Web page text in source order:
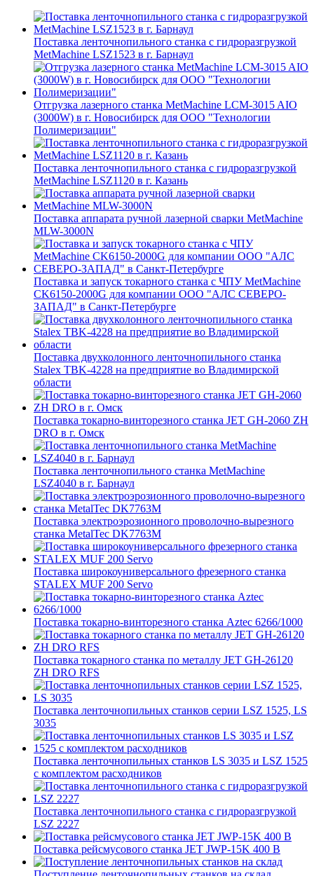
Поставка ленточнопильного станка c гидроразгрузкой
MetMachine LSZ1523 в г. Барнаул
Отгрузка лазерного станка MetMachine LCM-3015 AIO
(3000W) в г. Новосибирск для ООО "Технологии
Полимеризации"
Поставка ленточнопильного станка c гидроразгрузкой
MetMachine LSZ1120 в г. Казань
Поставка аппарата ручной лазерной сварки MetMachine
MLW-3000N
Поставка и запуск токарного станка с ЧПУ MetMachine
CK6150-2000G для компании ООО "АЛС СЕВЕРО-
ЗАПАД" в Санкт-Петербурге
Поставка двухколонного ленточнопильного станка
Stalex TBK-4228 на предприятие во Владимирской
области
Поставка токарно-винторезного станка JET GH-2060 ZH
DRO в г. Омск
Поставка ленточнопильного станка MetMachine
LSZ4040 в г. Барнаул
Поставка электроэрозионного проволочно-вырезного
станка MetalTec DK7763M
Поставка широкоуниверсального фрезерного станка
STALEX MUF 200 Servo
Поставка токарно-винторезного станка Aztec 6266/1000
Поставка токарного станка по металлу JET GH-26120
ZH DRO RFS
Поставка ленточнопильных станков серии LSZ 1525, LS
3035
Поставка ленточнопильных станков LS 3035 и LSZ 1525
с комплектом расходников
Поставка ленточнопильного станка c гидроразгрузкой
LSZ 2227
Поставка рейсмусового станка JET JWP-15K 400 В